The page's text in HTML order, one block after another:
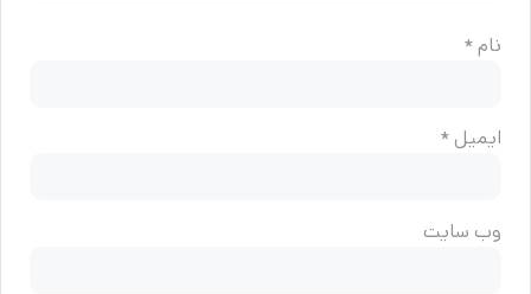
نام *
ایمیل *
وب‌ سایت